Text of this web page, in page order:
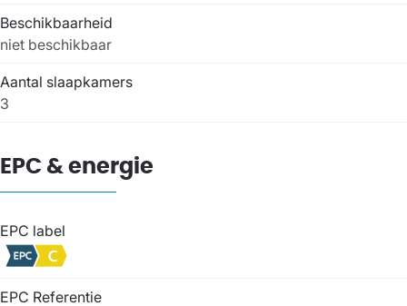
Beschikbaarheid
niet beschikbaar
Aantal slaapkamers
3
EPC & energie
EPC label
EPC Referentie